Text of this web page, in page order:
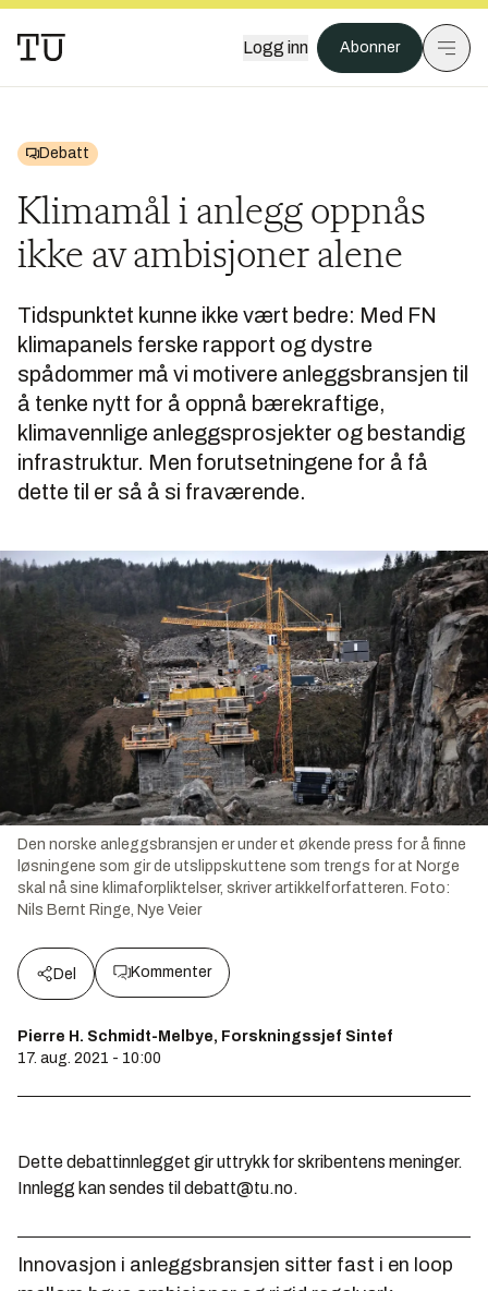
Logg inn Abonner
Debatt
Klimamål i anlegg oppnås
ikke av ambisjoner alene
Tidspunktet kunne ikke vært bedre: Med FN
klimapanels ferske rapport og dystre
spådommer må vi motivere anleggsbransjen til
å tenke nytt for å oppnå bærekraftige,
klimavennlige anleggsprosjekter og bestandig
infrastruktur. Men forutsetningene for å få
dette til er så å si fraværende.
Den norske anleggsbransjen er under et økende press for å finne
løsningene som gir de utslippskuttene som trengs for at Norge
skal nå sine klimaforpliktelser, skriver artikkelforfatteren. Foto:
Nils Bernt Ringe, Nye Veier
Del Kommenter
Pierre H. Schmidt-Melbye, Forskningssjef Sintef
17. aug. 2021 - 10:00
Dette debattinnlegget gir uttrykk for skribentens meninger.
Innlegg kan sendes til debatt@tu.no.
Innovasjon i anleggsbransjen sitter fast i en loop